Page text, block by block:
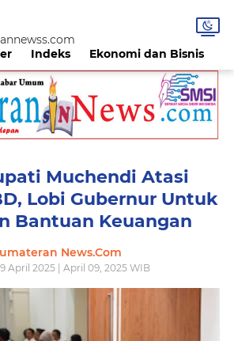
Indeks Ekonomi dan Bisnis
Muchendi Atasi
Lobi Gubernur Untuk
Bantuan Keuangan
News.Com
April 2025 | April 09, 2025 WIB